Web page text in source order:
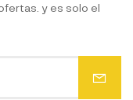
y es solo el